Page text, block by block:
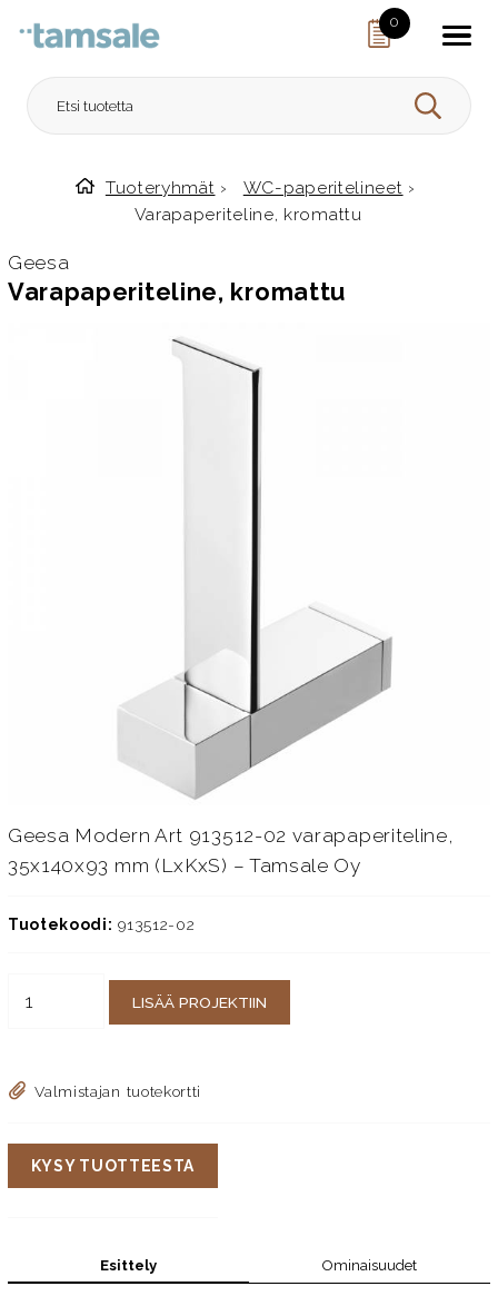
0
HAE
Etusivulle
Tuoteryhmät › WC-paperitelineet ›
Varapaperiteline, kromattu
Geesa
Varapaperiteline, kromattu
Geesa Modern Art 913512-02 varapaperiteline,
35x140x93 mm (LxKxS) – Tamsale Oy
Tuotekoodi: 913512-02
LISÄÄ PROJEKTIIN
Valmistajan tuotekortti
KYSY TUOTTEESTA
Esittely Ominaisuudet